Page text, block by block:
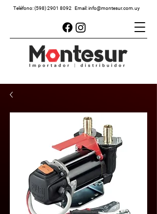
Teléfono:(598) 2901 8092 Email:info@montesur.com.uy